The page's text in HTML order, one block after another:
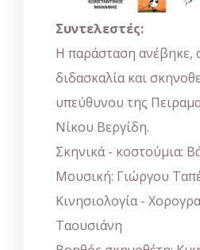
Συντελεστές:
Η παράσταση ανέβηκε,
διδασκαλία και
υπεύθυνου της
Νίκου Βεργίδη.
Σκηνικά - κοστούμια:
Μουσική: Γιώργου
Κινησιολογία -
Ταουσιάνη